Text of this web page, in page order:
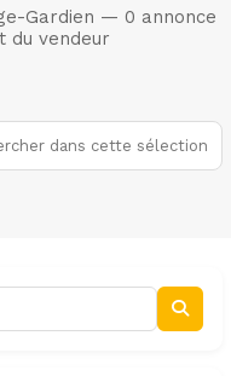
Gardien — 0 annonce
du vendeur